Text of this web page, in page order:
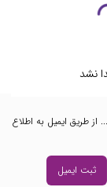
نشد
از طریق ایمیل به اطلاع
ثبت ایمیل